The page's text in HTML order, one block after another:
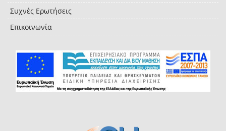
Συχνές Ερωτήσεις
Επικοινωνία